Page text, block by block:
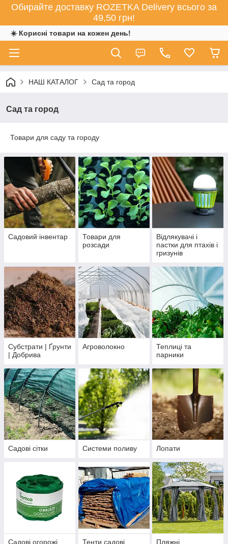
Обирайте доставку ROZETKA Delivery всього за
49,50 грн!
☀️ Корисні товари на кожен день!
НАШ КАТАЛОГ Сад та город
Сад та город
Товари для саду та городу
Садовий інвентар
Товари для
розсади
Відлякувачі і
пастки для птахів і
гризунів
Субстрати | Ґрунти
| Добрива
Агроволокно
Теплиці та
парники
Садові сітки Системи поливу Лопати
Садові огорожі Тенти садові
Пляжні